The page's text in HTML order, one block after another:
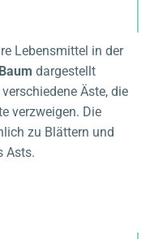
Lebensmittel in der
Baum dargestellt
Äste, die
verzweigen. Die
zu Blättern und
Asts.